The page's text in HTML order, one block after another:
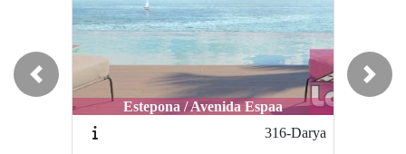
Estepona / Avenida Espaa
316-Darya
Estepona / Centro
Previous Next